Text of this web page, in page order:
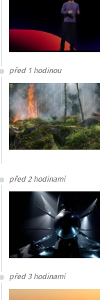
před 1 hodinou
před 2 hodinami
před 3 hodinami